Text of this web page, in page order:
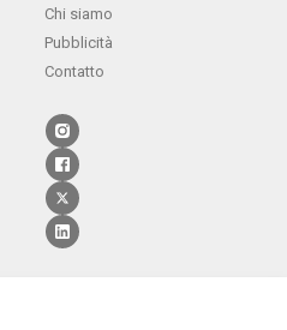
Chi siamo
Pubblicità
Contatto